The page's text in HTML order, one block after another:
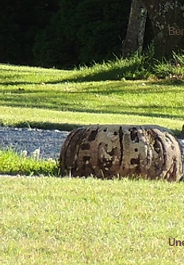
Si